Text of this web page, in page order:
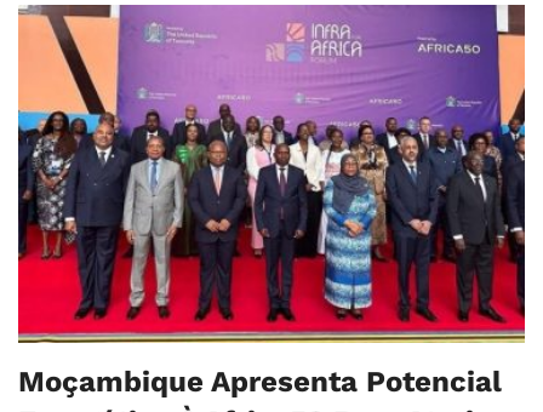
Moçambique Apresenta Potencial